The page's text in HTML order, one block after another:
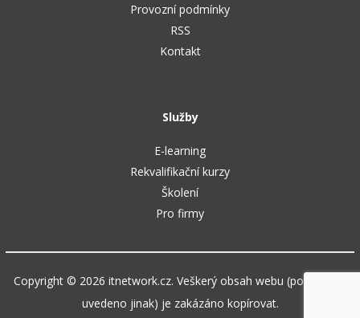
Provozní podmínky
RSS
Kontakt
Služby
E-learning
Rekvalifikační kurzy
Školení
Pro firmy
Copyright © 2026 itnetwork.cz. Veškerý obsah webu (pokud není
uvedeno jinak) je zakázáno kopírovat.